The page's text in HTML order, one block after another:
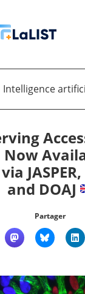
?
Intelligence
Now
JASPER,
and DOAJ
Partager